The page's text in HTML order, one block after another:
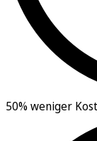
50% weniger